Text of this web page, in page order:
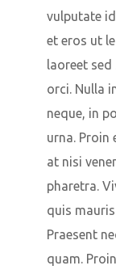
vulputate
et eros ut
laoreet
orci. Nulla
neque, in
urna. Proin
at nisi
pharetra.
quis
Praesent
quam.